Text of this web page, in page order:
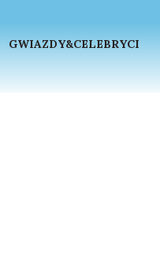
GWIAZDY&CELEBRYCI